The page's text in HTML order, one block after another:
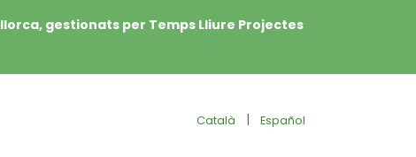
gestionats per Temps Lliure Projectes
Català | Español